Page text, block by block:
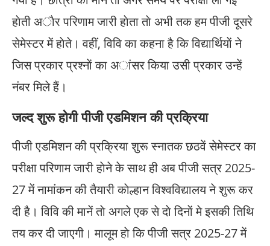
हाेती अाैर परिणाम जारी हाेता ताे अभी तक हम पीजी दूसरे
सेमेस्टर में हाेते। वहीं, विवि का कहना है कि विद्यार्थियाें ने
जिस प्रकार प्रश्नाें का अांसर किया उसी प्रकार उन्हें
नंबर मिले हैं।
जल्द शुरू होगी पीजी एडमिशन की प्रक्रिया
पीजी एडमिशन की प्रक्रिया शुरू स्नातक छठवें सेमेस्टर का
परीक्षा परिणाम जारी हाेने के साथ ही अब पीजी सत्र 2025-
27 में नामांकन की तैयारी काेल्हान विश्वविद्यालय ने शुरू कर
दी है। विवि की मानें ताे अगले एक से दाे दिनाें मे इसकी तिथि
तय कर दी जाएगी। मालूम हाे कि पीजी सत्र 2025-27 में